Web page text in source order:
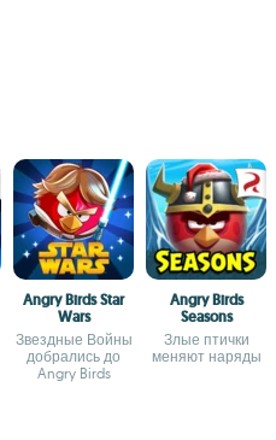
Angry Birds Star
Wars
Звездные Войны
добрались до
Angry Birds
Angry Birds
Seasons
Злые птички
меняют наряды